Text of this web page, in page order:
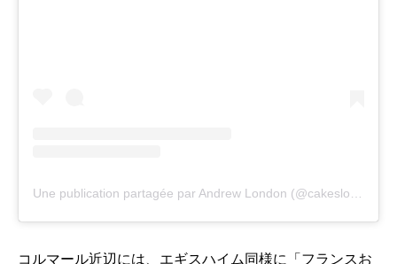
Une publication partagée par Andrew London (@cakeslondon)
コルマール近辺には、エギスハイム同様に「フランスお